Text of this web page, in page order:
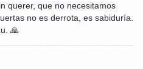
querer, que no necesitamos
no es derrota, es sabiduría.
🙏